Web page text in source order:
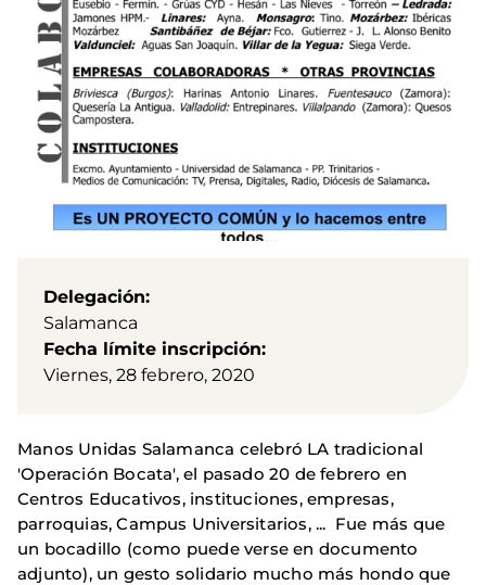
Delegación
Salamanca
Fecha límite inscripción
Viernes, 28 febrero, 2020
Manos Unidas Salamanca celebró LA tradicional
'Operación Bocata', el pasado 20 de febrero en
Centros Educativos, instituciones, empresas,
parroquias, Campus Universitarios, ... Fue más que
un bocadillo (como puede verse en documento
adjunto), un gesto solidario mucho más hondo que